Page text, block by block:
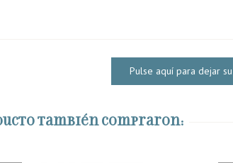
Pulse aquí para dejar
también compraron: